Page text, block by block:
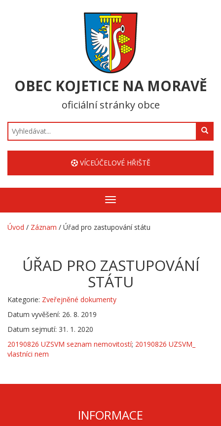
OBEC KOJETICE NA MORAVĚ
oficiální stránky obce
Hledat
VÍCEÚČELOVÉ HŘIŠTĚ
Zobrazit/skrýt
navigaci
Úvod / Záznam / Úřad pro zastupování státu
ÚŘAD PRO ZASTUPOVÁNÍ
STÁTU
Kategorie: Zveřejněné dokumenty
Datum vyvěšení: 26. 8. 2019
Datum sejmutí: 31. 1. 2020
20190826 UZSVM seznam nemovitostí; 20190826 UZSVM_
vlastníci nem
INFORMACE